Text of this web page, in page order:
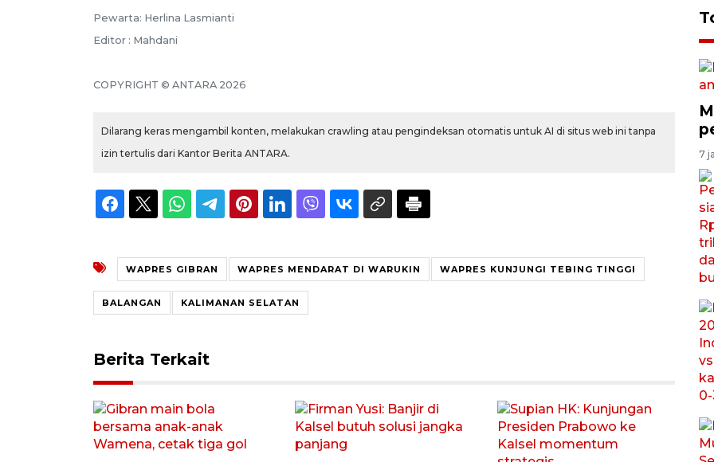
Pewarta: Herlina Lasmianti
Editor : Mahdani
COPYRIGHT © ANTARA 2026
Dilarang keras mengambil konten, melakukan crawling atau pengindeksan otomatis untuk AI di situs web ini tanpa
izin tertulis dari Kantor Berita ANTARA.
WAPRES GIBRAN WAPRES MENDARAT DI WARUKIN WAPRES KUNJUNGI TEBING TINGGI
BALANGAN KALIMANAN SELATAN
Berita Terkait
7